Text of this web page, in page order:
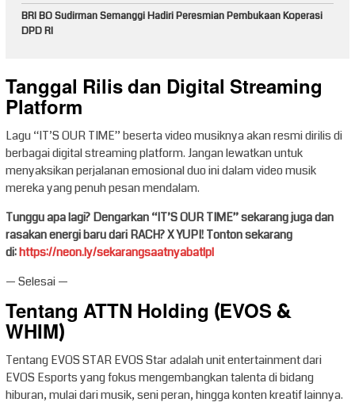
BRI BO Sudirman Semanggi Hadiri Peresmian Pembukaan Koperasi
DPD RI
Tanggal Rilis dan Digital Streaming
Platform
Lagu “IT’S OUR TIME” beserta video musiknya akan resmi dirilis di
berbagai digital streaming platform. Jangan lewatkan untuk
menyaksikan perjalanan emosional duo ini dalam video musik
mereka yang penuh pesan mendalam.
Tunggu apa lagi? Dengarkan “IT’S OUR TIME” sekarang juga dan
rasakan energi baru dari RACH? X YUPI! Tonton sekarang
di:https://neon.ly/sekarangsaatnyabatlpl
— Selesai —
Tentang ATTN Holding (EVOS &
WHIM)
Tentang EVOS STAR EVOS Star adalah unit entertainment dari
EVOS Esports yang fokus mengembangkan talenta di bidang
hiburan, mulai dari musik, seni peran, hingga konten kreatif lainnya.